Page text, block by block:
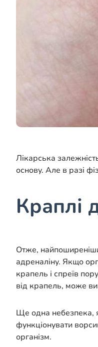
Лікарська
основу. Але в разі
Краплі
Отже,
адреналіну. Якщо
крапель і спреїв
від крапель, може
Ще одна небезпека,
функціонувати
організм.